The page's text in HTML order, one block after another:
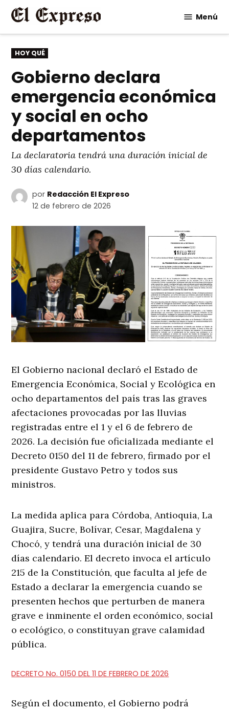
Saltar
contenido
Menú
PUBLICADO
EN
HOY QUÉ
Gobierno declara
emergencia económica
y social en ocho
departamentos
La declaratoria tendrá una duración inicial de
30 días calendario.
por Redacción El Expreso
12 de febrero de 2026
El Gobierno nacional declaró el Estado de
Emergencia Económica, Social y Ecológica en
ocho departamentos del país tras las graves
afectaciones provocadas por las lluvias
registradas entre el 1 y el 6 de febrero de
2026. La decisión fue oficializada mediante el
Decreto 0150 del 11 de febrero, firmado por el
presidente Gustavo Petro y todos sus
ministros.
La medida aplica para Córdoba, Antioquia, La
Guajira, Sucre, Bolívar, Cesar, Magdalena y
Chocó, y tendrá una duración inicial de 30
días calendario. El decreto invoca el artículo
215 de la Constitución, que faculta al jefe de
Estado a declarar la emergencia cuando se
presenten hechos que perturben de manera
grave e inminente el orden económico, social
o ecológico, o constituyan grave calamidad
pública.
DECRETO No. 0150 DEL 11 DE FEBRERO DE 2026
Según el documento, el Gobierno podrá